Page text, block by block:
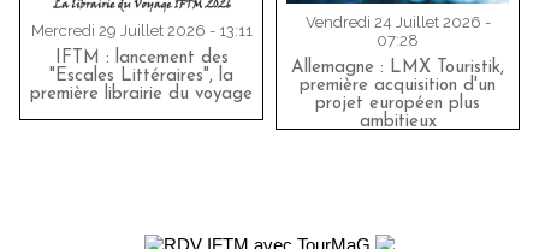
Mercredi 29 Juillet 2026 - 13:11
IFTM : lancement des
"Escales Littéraires", la
première librairie du voyage
Vendredi 24 Juillet 2026 -
07:28
Allemagne : LMX Touristik,
première acquisition d'un
projet européen plus
ambitieux